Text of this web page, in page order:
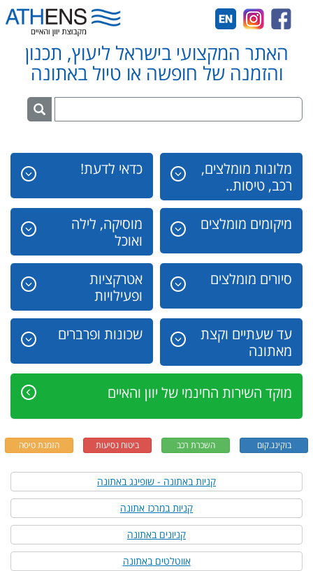
האתר המקצועי בישראל ליעוץ, תכנון
והזמנה של חופשה או טיול באתונה
מלונות מומלצים,
רכב, טיסות..
כדאי לדעת!
מיקומים מומלצים
מוסיקה, לילה
ואוכל
סיורים מומלצים
אטרקציות
ופעילויות
עד שעתיים וקצת
מאתונה
שכונות ופרברים
מוקד השירות החינמי של יוון והאיים
בוקינג.קום השכרת רכב ביטוח נסיעות הזמנת טיסה
קניות באתונה - שופינג באתונה
קניות במרכז אתונה
קניונים באתונה
אווטלטים באתונה